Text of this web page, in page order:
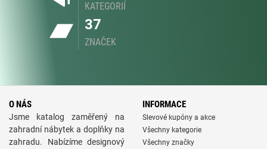
KATEGORIÍ
37
ZNAČEK
O NÁS
Jsme katalog zaměřený na
zahradní nábytek a doplňky na
zahradu. Nabízíme designový
INFORMACE
Slevové kupóny a akce
Všechny kategorie
Všechny značky